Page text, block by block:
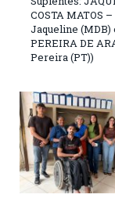
COSTA MATOS
Jaqueline (MDB)
PEREIRA DE
Pereira (PT))